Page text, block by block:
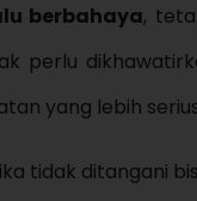
berbahaya,
perlu
yang lebih
tidak ditangani